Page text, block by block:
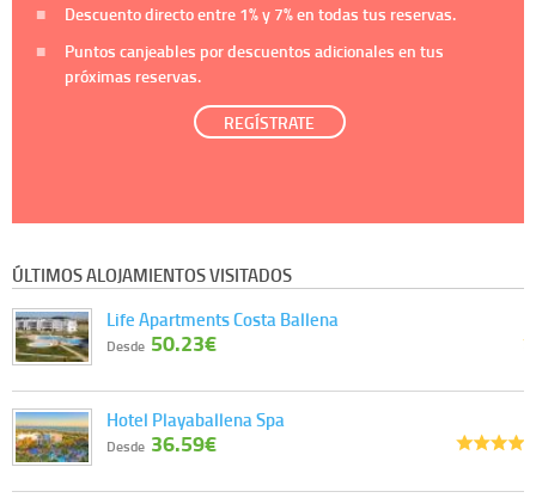
Descuento directo entre 1%y 7%en todas tus reservas.
Puntos canjeables por descuentos adicionales en tus
próximas reservas.
REGÍSTRATE
ÚLTIMOS ALOJAMIENTOS VISITADOS
Life Apartments Costa Ballena
Desde 50.23€
Hotel Playaballena Spa
Desde 36.59€